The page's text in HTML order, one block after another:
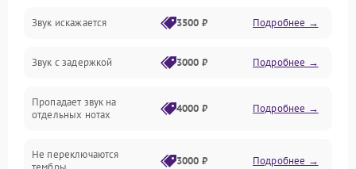
Управление и электроника
Подключения и интерфейсы
Педали и стойка
Звук искажается 3500 ₽ Подробнее →
Звук с задержкой 3000 ₽ Подробнее →
Пропадает звук на
отдельных нотах
4000 ₽ Подробнее →
Не переключаются
3000 ₽ Подробнее →